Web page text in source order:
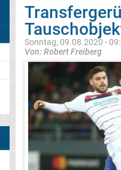
Sonntag, 09.08.2020 -
Von: Robert Freiberg